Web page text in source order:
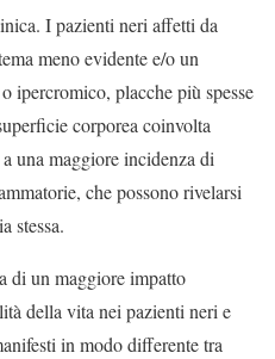
I pazienti neri affetti da
meno evidente e/o un
ipercromico, placche più spesse
corporea coinvolta
una maggiore incidenza di
che possono rivelarsi
stessa.
di un maggiore impatto
della vita nei pazienti neri e
in modo differente tra